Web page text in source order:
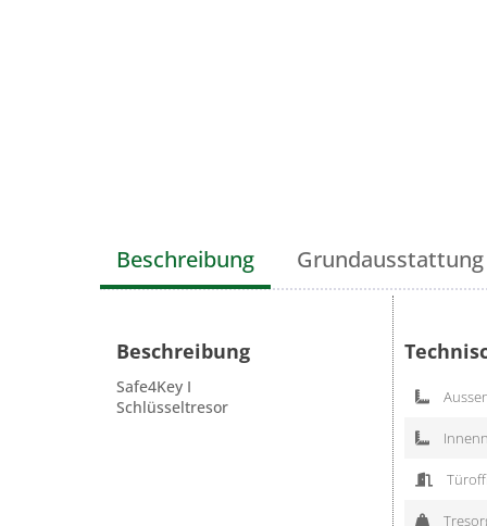
Beschreibung Grundausstattung
Beschreibung
Safe4Key I
Schlüsseltresor